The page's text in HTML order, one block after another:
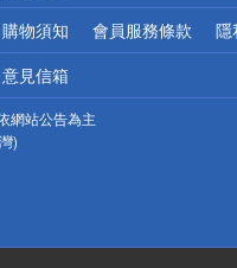
購物須知 會員服務條款 隱
意見信箱
網站公告為主
)